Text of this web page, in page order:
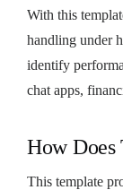
With this
handling under
identify
chat apps,
How Does
This template